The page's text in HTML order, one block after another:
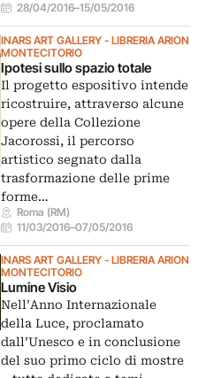
28/04/2016–15/05/2016
INARS ART GALLERY - LIBRERIA ARION
MONTECITORIO
Ipotesi sullo spazio totale
Il progetto espositivo intende
ricostruire, attraverso alcune
opere della Collezione
Jacorossi, il percorso
artistico segnato dalla
trasformazione delle prime
forme…
Roma (RM)
11/03/2016–07/05/2016
INARS ART GALLERY - LIBRERIA ARION
MONTECITORIO
Lumine Visio
Nell’Anno Internazionale
della Luce, proclamato
dall’Unesco e in conclusione
del suo primo ciclo di mostre